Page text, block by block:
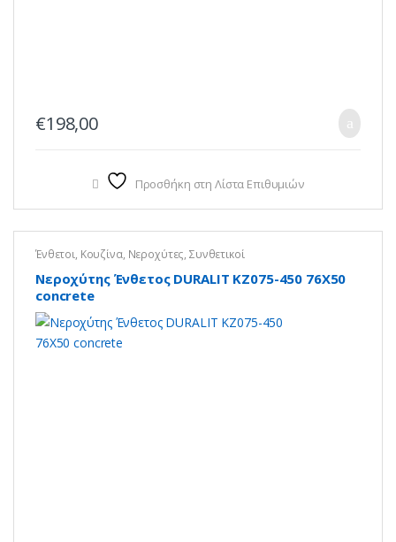
€198,00
Προσθήκη στη Λίστα Επιθυμιών
Ένθετοι, Κουζίνα, Νεροχύτες, Συνθετικοί
Νεροχύτης Ένθετος DURALIT KZ075-450 76X50
concrete